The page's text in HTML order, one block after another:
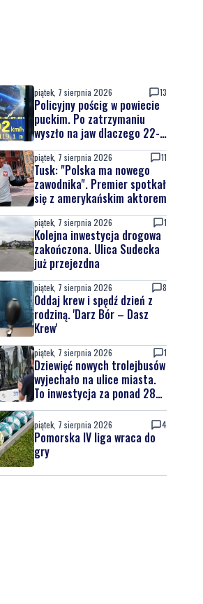
piątek, 7 sierpnia 2026 13
Policyjny pościg w powiecie
puckim. Po zatrzymaniu
wyszło na jaw dlaczego 22-
latek uciekał
piątek, 7 sierpnia 2026 11
Tusk: "Polska ma nowego
zawodnika". Premier spotkał
się z amerykańskim aktorem
piątek, 7 sierpnia 2026 1
Kolejna inwestycja drogowa
zakończona. Ulica Sudecka
już przejezdna
piątek, 7 sierpnia 2026 8
Oddaj krew i spędź dzień z
rodziną. 'Darz Bór – Dasz
Krew'
piątek, 7 sierpnia 2026 1
Dziewięć nowych trolejbusów
wyjechało na ulice miasta.
To inwestycja za ponad 28
mln zł
piątek, 7 sierpnia 2026 4
Pomorska IV liga wraca do
gry